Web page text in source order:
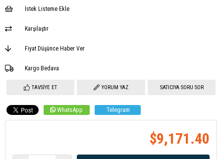
İstek Listeme Ekle
Karşılaştır
Fiyat Düşünce Haber Ver
Kargo Bedava
TAVSIYE ET YORUM YAZ SATICIYA SORU SOR
WhatsApp Telegram
$9,171.40